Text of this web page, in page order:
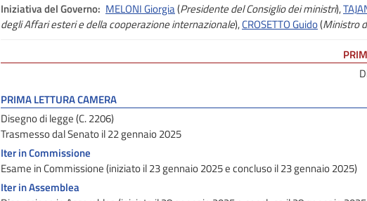
Iniziativa del Governo: MELONI Giorgia(Presidente del Consiglio dei ministri),
degli Affari esteri e della cooperazione internazionale),CROSETTO Guido(Ministro
PRIMA LETTURA CAMERA
Disegno di legge (C. 2206)
Trasmesso dal Senato il 22 gennaio 2025
Iter in Commissione
Esame in Commissione (iniziato il 23 gennaio 2025 e concluso il 23 gennaio 2025)
Iter in Assemblea